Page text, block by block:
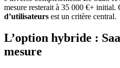
mesure resterait à 35 000 €+ initial.
d’utilisateurs est un critère central.
L’option hybride :
mesure